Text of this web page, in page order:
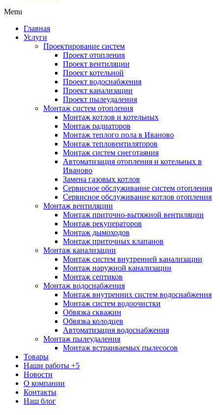
Menu
Главная
Услуги
Проектирование систем
Проект отопления
Проект вентиляции
Проект котельной
Проект водоснабжения
Проект канализации
Проект пылеудаления
Монтаж систем отопления
Монтаж котлов и котельных
Монтаж радиаторов
Монтаж теплого пола в Иваново
Монтаж тепловентиляторов
Монтаж систем снеготаяния
Автоматизация отопления и котельных в
Иваново
Замена газовых котлов
Сервисное обслуживание систем отопления
Сервисное обслуживание котлов отопления
Монтаж вентиляции
Монтаж приточно-вытяжной вентиляции
Монтаж рекуператоров
Монтаж дымоходов
Монтаж приточных клапанов
Монтаж канализации
Монтаж систем внутренней канализации
Монтаж наружной канализации
Монтаж септиков
Монтаж водоснабжения
Монтаж внутренних систем водоснабжения
Монтаж систем водоочистки
Обвязка скважин
Обвязка колодцев
Автоматизация водоснабжения
Монтаж пылеудаления
Монтаж встраиваемых пылесосов
Товары
Наши работы +5
Новости
О компании
Контакты
Наш блог